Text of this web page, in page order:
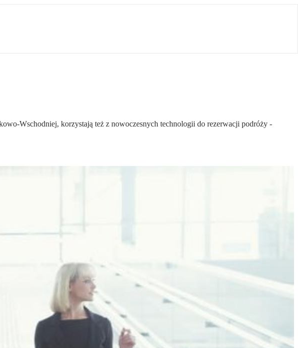
Wschodniej, korzystają też z nowoczesnych technologii do rezerwacji podróży -